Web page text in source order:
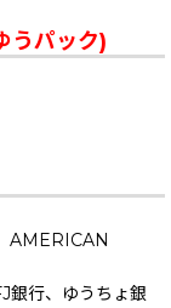
うパック)
AMERICAN
銀行、ゆうちょ銀